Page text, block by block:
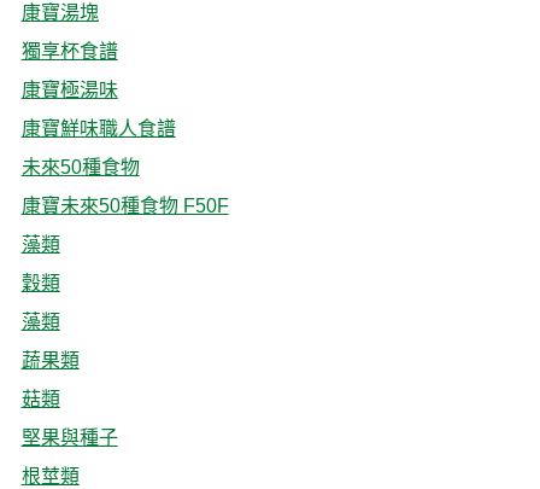
康寶湯塊
獨享杯食譜
康寶極湯味
康寶鮮味職人食譜
未來50種食物
康寶未來50種食物 F50F
藻類
穀類
藻類
蔬果類
菇類
堅果與種子
根莖類